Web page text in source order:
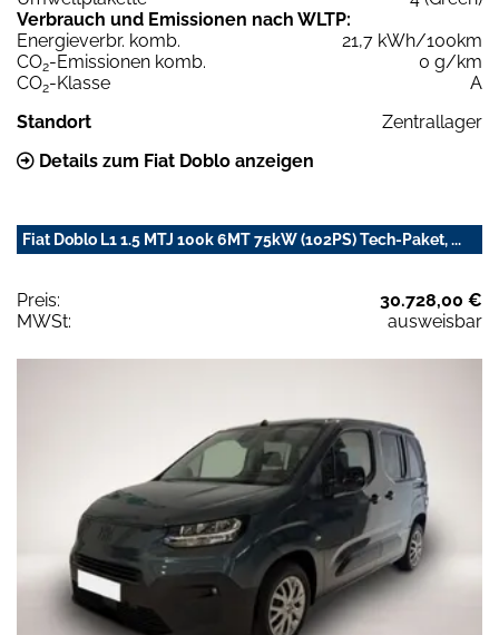
Verbrauch und Emissionen nach WLTP:
Energieverbr. komb.
21,7 kWh/100km
CO2-Emissionen komb.
0 g/km
CO2-Klasse
A
Standort
Zentrallager
Details zum Fiat Doblo anzeigen
Fiat Doblo L1 1.5 MTJ 100k 6MT 75kW (102PS) Tech-Paket, ...
Preis:
30.728,00 €
MWSt:
ausweisbar